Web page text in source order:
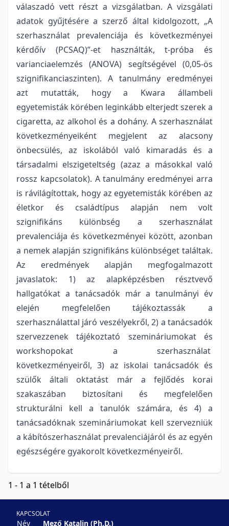
válaszadó vett részt a vizsgálatban. A vizsgálati
adatok gyűjtésére a szerző által kidolgozott, „A
szerhasználat prevalenciája és következményei
kérdőív (PCSAQ)”-et használták, t-próba és
varianciaelemzés (ANOVA) segítségével (0,05-ös
szignifikanciaszinten). A tanulmány eredményei
azt mutatták, hogy a Kwara állambeli
egyetemisták körében leginkább elterjedt szerek a
cigaretta, az alkohol és a dohány. A szerhasználat
következményeiként megjelent az alacsony
önbecsülés, az iskolából való kimaradás és a
társadalmi elszigeteltség (azaz a másokkal való
rossz kapcsolatok). A tanulmány eredményei arra
is rávilágítottak, hogy az egyetemisták körében az
életkor és családtípus alapján nem volt
szignifikáns különbség a szerhasználat
prevalenciája és következményei között, azonban
a nemek alapján szignifikáns különbséget találtak.
Az eredmények alapján megfogalmazott
javaslatok: 1) az alapképzésben résztvevő
hallgatókat a tanácsadók már a tanulmányi év
elején megfelelően tájékoztassák a
szerhasználattal járó veszélyekről, 2) a tanácsadók
szervezzenek tájékoztató szemináriumokat és
workshopokat a szerhasználat
következményeiről, 3) az iskolai tanácsadók és
szülők általi oktatást már a fejlődés korai
szakaszában biztosítani és megfelelően
strukturálni kell a tanulók számára, és 4) a
tanácsadóknak szemináriumokat kell szervezniük
a kábítószerhasználat prevalenciájáról és az egyén
egészségére gyakorolt következményeiről.
1 - 1 a 1 tételből
KAPCSOLAT
Név Mező Katalin (Ph.D.)